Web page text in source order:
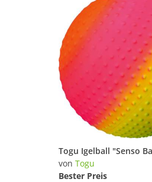
von Togu
Bester Preis